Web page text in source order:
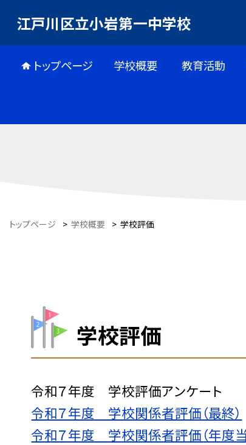
江戸川区立小岩第一中学校
トップページ 学校概要 教育活動
トップページ > 学校概要 > 学校評価
学校評価
令和７年度 学校評価アンケート
令和７年度 学校関係者評価（最終）
令和７年度 学校関係者評価（年度当